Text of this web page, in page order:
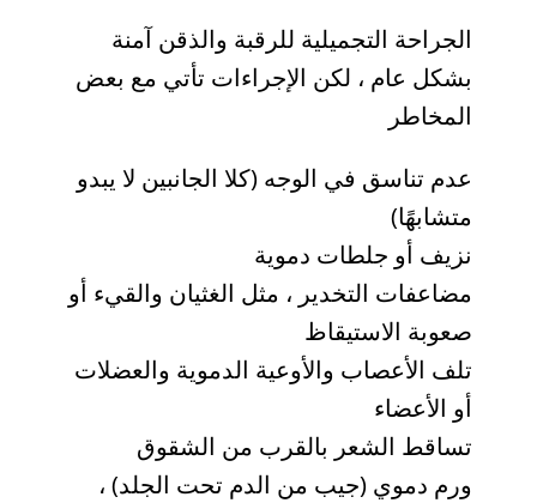
الجراحة التجميلية للرقبة والذقن آمنة
بشكل عام ، لكن الإجراءات تأتي مع بعض
المخاطر
عدم تناسق في الوجه (كلا الجانبين لا يبدو
متشابهًا)
نزيف أو جلطات دموية
مضاعفات التخدير ، مثل الغثيان والقيء أو
صعوبة الاستيقاظ
تلف الأعصاب والأوعية الدموية والعضلات
أو الأعضاء
تساقط الشعر بالقرب من الشقوق
ورم دموي (جيب من الدم تحت الجلد) ،